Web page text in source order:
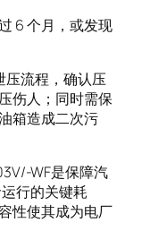
6 个月，或发现
压流程，确认压
伤人；同时需保
箱造成二次污
WF是保障汽
行的关键耗
性使其成为电厂